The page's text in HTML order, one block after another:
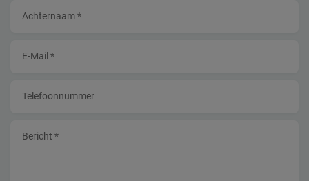
Achternaam *
E-Mail *
Telefoonnummer
Bericht *